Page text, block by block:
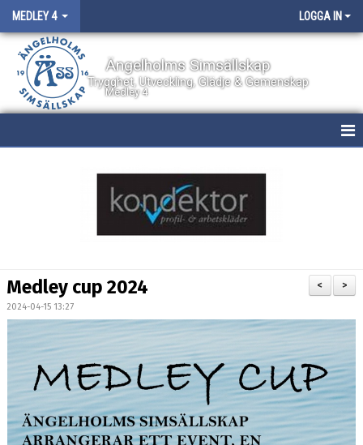
MEDLEY 4 LOGGA IN
Ängelholms Simsällskap
Trygghet, Utveckling, Glädje & Gemenskap
Medley 4
DOKUMENT
BOKNING AV PLATS
KONTAKT
>
<
Medley cup 2024
2024-04-15 13:27